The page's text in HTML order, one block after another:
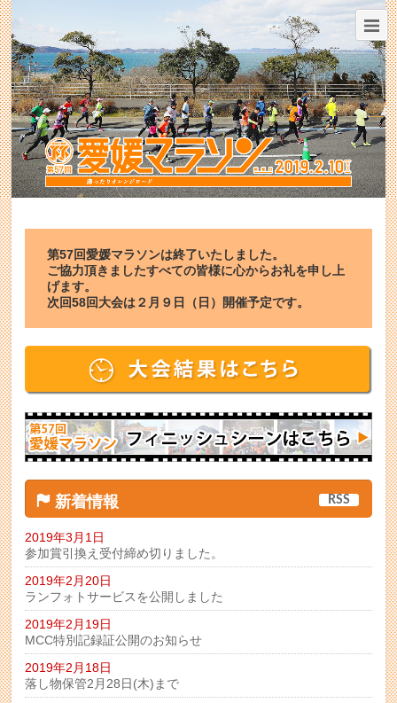
第57回愛媛マラソンは終了いたしました。
ご協力頂きましたすべての皆様に心からお礼を申し上
げます。
次回58回大会は２月９日（日）開催予定です。
新着情報 RSS
2019年3月1日
参加賞引換え受付締め切りました。
2019年2月20日
ランフォトサービスを公開しました
2019年2月19日
MCC特別記録証公開のお知らせ
2019年2月18日
落し物保管2月28日(木)まで